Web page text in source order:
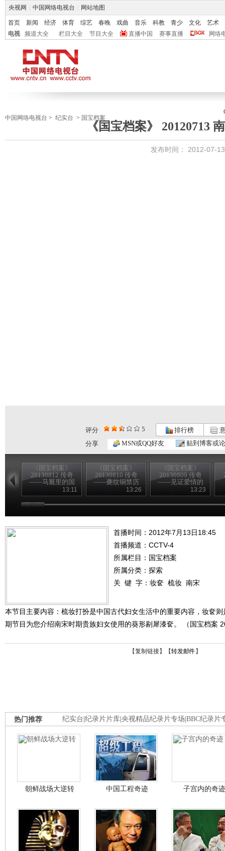
央视网 中国网络电视台 网站地图
首页 新闻 经济 体育 综艺 春晚 戏曲 音乐 科教 青少 文化
艺术
电视
频道大全 栏目大全 节目大全 直播中国 赛事直播 网络
中国网络电视台 > 纪实台 > 国宝档案
《国宝档案》 20120713
发布时间： 2012-07-
评分 5 排行榜
分享
MSN或QQ好友 贴到博客或
《国宝档案》
20130812 传奇
——马厩里的国
13:11
《国宝档案》
20130810 传奇
——夔纹铜禁历
13:26
《国宝档案》
20130809 传奇
——见证爱情的
13:23
首播时间：2012年7月13日18:45
首播频道： CCTV-4
所属栏目： 国宝档案
所属分类：探索
关 键 字： 妆奁 梳妆 南宋
本节目主要内容：梳妆打扮是中国古代妇女生活中的重要内容，妆奁
期节目为您介绍南宋时期贵族妇女使用的葵形剔犀漆奁。 （国宝档案
【复制链接】【转发邮件 】
纪实台 纪录片片库 央视精品纪录片专场 BBC纪录片
热门推荐
朝鲜战场大逆转 中国工程奇迹 子宫内的奇迹